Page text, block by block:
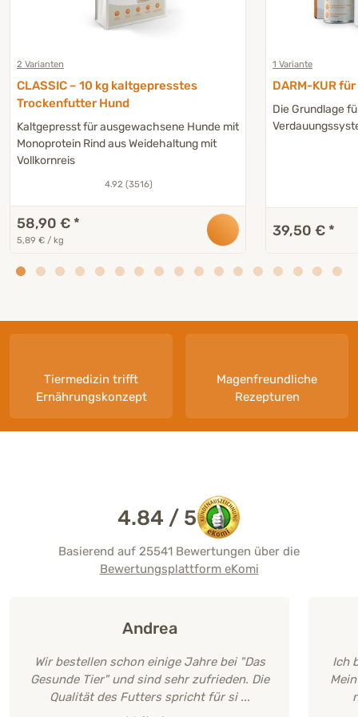
2 Varianten
CLASSIC – 10 kg kaltgepresstes
Trockenfutter Hund
Kaltgepresst für ausgewachsene Hunde mit
Monoprotein Rind aus Weidehaltung mit
Vollkornreis
4.92 (3516)
58,90 € *
5,89 € / kg
1 Variante
DARM-KUR
Die Grundlage
39,50 € *
Premium-Feuchtfutter mit Herz und
4.84 (76)
19,92 € / kg
Zur Unterstützung der Magenfunktion
5.00 (4)
Tiermedizin trifft
Ernährungskonzept
Magenfreundliche
Rezepturen
4.84 / 5
Basierend auf 25541 Bewertungen über die
Bewertungsplattform eKomi
Andrea
Wir bestellen schon einige Jahre bei "Das
Gesunde Tier" und sind sehr zufrieden. Die
Qualität des Futters spricht für si ...
Ich